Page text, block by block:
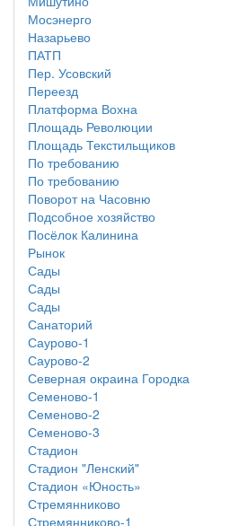
Мосэнерго
Назарьево
ПАТП
Пер. Усовский
Переезд
Платформа Вохна
Площадь Революции
Площадь Текстильщиков
По требованию
По требованию
Поворот на Часовню
Подсобное хозяйство
Посёлок Калинина
Рынок
Сады
Сады
Сады
Санаторий
Саурово-1
Саурово-2
Северная окраина Городка
Семеново-1
Семеново-2
Семеново-3
Стадион
Стадион "Ленский"
Стадион «Юность»
Стремянниково
Стремянниково-1